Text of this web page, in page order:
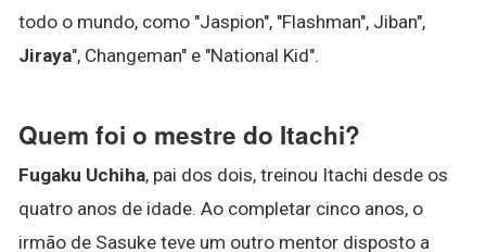
todo o mundo, como "Jaspion", "Flashman", Jiban",
Jiraya", Changeman" e "National Kid".
Quem foi o mestre do Itachi?
Fugaku Uchiha, pai dos dois, treinou Itachi desde os
quatro anos de idade. Ao completar cinco anos, o
irmão de Sasuke teve um outro mentor disposto a